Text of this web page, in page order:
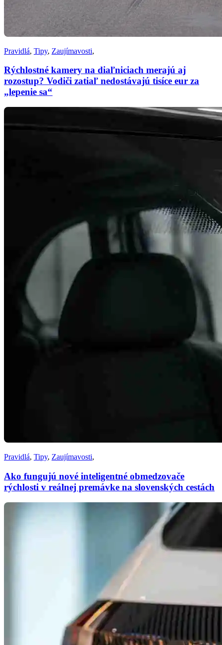
Pravidlá, Tipy, Zaujímavosti,
Rýchlostné kamery na diaľniciach merajú aj
rozostup? Vodiči zatiaľ nedostávajú tisíce eur za
„lepenie sa“
Pravidlá, Tipy, Zaujímavosti,
Ako fungujú nové inteligentné obmedzovače
rýchlosti v reálnej premávke na slovenských cestách